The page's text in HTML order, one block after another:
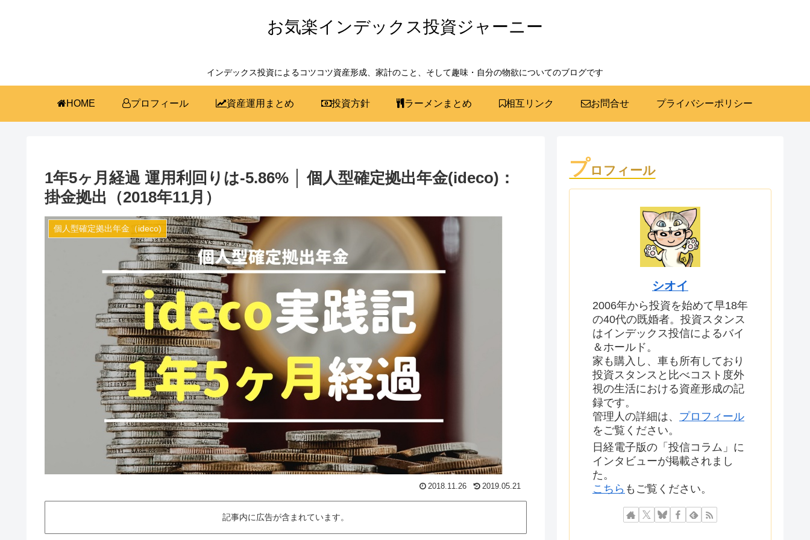
お気楽インデックス投資ジャーニー
インデックス投資によるコツコツ資産形成、家計のこと、そして趣味・自分の物欲についてのブログです
HOME プロフィール 資産運用まとめ 投資方針 ラーメンまとめ 相互リンク お問合せ プライバシーポリシー
1年5ヶ月経過 運用利回りは-5.86% │ 個人型確定拠出年金(ideco)：
掛金拠出（2018年11月）
個人型確定拠出年金（ideco)
2018.11.26 2019.05.21
記事内に広告が含まれています。
プロフィール
シオイ
2006年から投資を始めて早18年
の40代の既婚者。投資スタンス
はインデックス投信によるバイ
＆ホールド。
家も購入し、車も所有しており
投資スタンスと比べコスト度外
視の生活における資産形成の記
録です。
管理人の詳細は、 プロフィール
をご覧ください。
日経電子版の「投信コラム」に
インタビューが掲載されまし
た。
こちら もご覧ください。